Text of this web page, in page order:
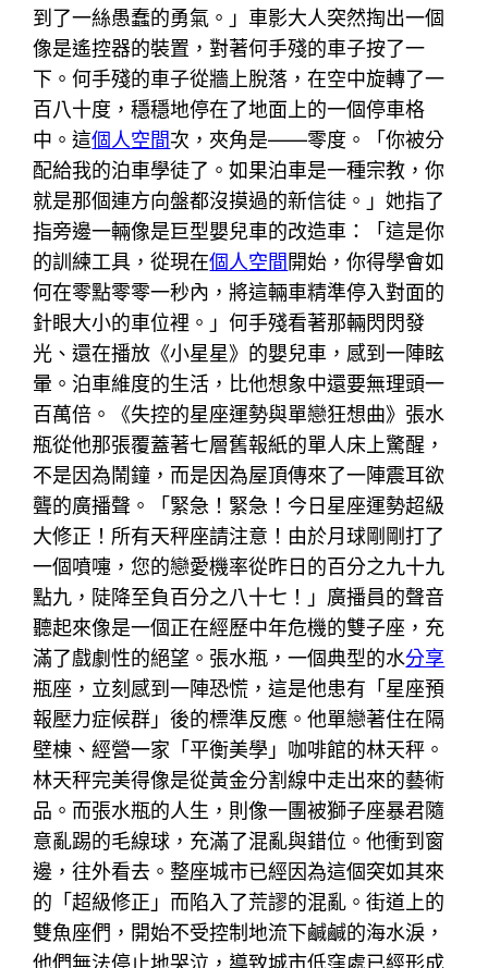
到了一絲愚蠢的勇氣。」車影大人突然掏出一個
像是遙控器的裝置，對著何手殘的車子按了一
下。何手殘的車子從牆上脫落，在空中旋轉了一
百八十度，穩穩地停在了地面上的一個停車格
中。這個人空間次，夾角是——零度。「你被分
配給我的泊車學徒了。如果泊車是一種宗教，你
就是那個連方向盤都沒摸過的新信徒。」她指了
指旁邊一輛像是巨型嬰兒車的改造車：「這是你
的訓練工具，從現在個人空間 開始，你得學會如
何在零點零零一秒內，將這輛車精準停入對面的
針眼大小的車位裡。」何手殘看著那輛閃閃發
光、還在播放《小星星》的嬰兒車，感到一陣眩
暈。泊車維度的生活，比他想象中還要無理頭一
百萬倍。《失控的星座運勢與單戀狂想曲》張水
瓶從他那張覆蓋著七層舊報紙的單人床上驚醒，
不是因為鬧鐘，而是因為屋頂傳來了一陣震耳欲
聾的廣播聲。「緊急！緊急！今日星座運勢超級
大修正！所有天秤座請注意！由於月球剛剛打了
一個噴嚏，您的戀愛機率從昨日的百分之九十九
點九，陡降至負百分之八十七！」廣播員的聲音
聽起來像是一個正在經歷中年危機的雙子座，充
滿了戲劇性的絕望。張水瓶，一個典型的水分享
瓶座，立刻感到一陣恐慌，這是他患有「星座預
報壓力症候群」後的標準反應。他單戀著住在隔
壁棟、經營一家「平衡美學」咖啡館的林天秤。
林天秤完美得像是從黃金分割線中走出來的藝術
品。而張水瓶的人生，則像一團被獅子座暴君隨
意亂踢的毛線球，充滿了混亂與錯位。他衝到窗
邊，往外看去。整座城市已經因為這個突如其來
的「超級修正」而陷入了荒謬的混亂。街道上的
雙魚座們，開始不受控制地流下鹹鹹的海水淚，
他們無法停止地哭泣，導致城市低窪處已經形成